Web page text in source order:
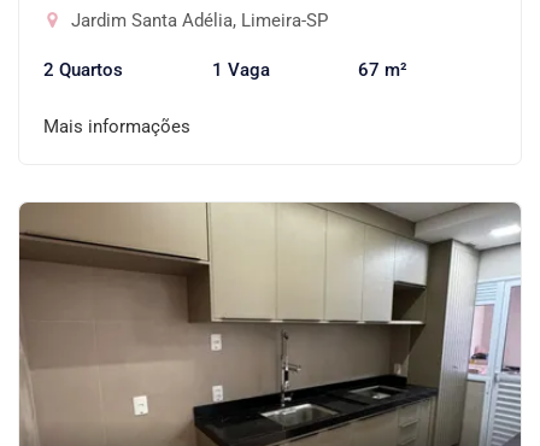
Jardim Santa Adélia, Limeira-SP
2 Quartos 1 Vaga 67 m²
Mais informações